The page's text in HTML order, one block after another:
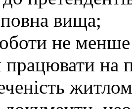
повна вища;
не
працювати на